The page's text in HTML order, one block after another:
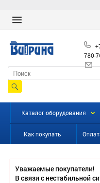
780-
Каталог оборудования
Как покупать
Уважаемые покупатели!
В связи с нестабильной